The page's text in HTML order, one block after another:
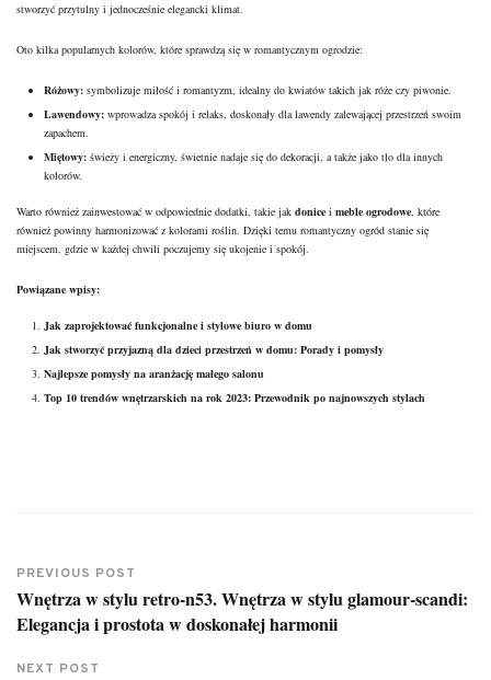
stworzyć przytulny i jednocześnie elegancki klimat.
Oto kilka popularnych kolorów, które sprawdzą się w romantycznym ogrodzie:
Różowy: symbolizuje miłość i romantyzm, idealny do kwiatów takich jak róże czy piwonie.
Lawendowy: wprowadza spokój i relaks, doskonały dla lawendy zalewającej przestrzeń swoim
zapachem.
Miętowy: świeży i energiczny, świetnie nadaje się do dekoracji, a także jako tło dla innych
kolorów.
Warto również zainwestować w odpowiednie dodatki, takie jak donice i meble ogrodowe, które
również powinny harmonizować z kolorami roślin. Dzięki temu romantyczny ogród stanie się
miejscem, gdzie w każdej chwili poczujemy się ukojenie i spokój.
Powiązane wpisy:
Jak zaprojektować funkcjonalne i stylowe biuro w domu
Jak stworzyć przyjazną dla dzieci przestrzeń w domu: Porady i pomysły
Najlepsze pomysły na aranżację małego salonu
Top 10 trendów wnętrzarskich na rok 2023: Przewodnik po najnowszych stylach
PREVIOUS POST
Wnętrza w stylu retro-n53. Wnętrza w stylu glamour-scandi:
Elegancja i prostota w doskonałej harmonii
NEXT POST